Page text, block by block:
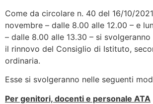
Come da circolare n. 40 del 16/10/
novembre – dalle 8.00 alle 12.00 – e
– dalle 8.00 alle 13.30 – si
il rinnovo del Consiglio di Istituto,
ordinaria.
Esse si svolgeranno nelle seguenti
Per genitori, docenti e personale ATA